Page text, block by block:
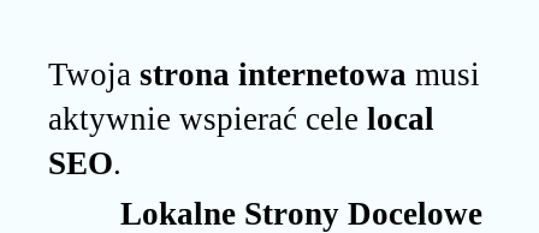
Twoja strona internetowa musi
aktywnie wspierać cele local
SEO.
Lokalne Strony Docelowe